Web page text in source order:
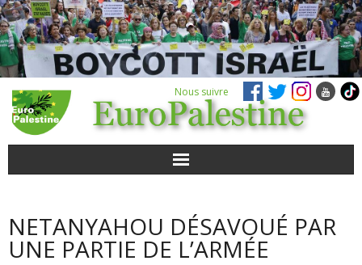
Nous suivre
POUR AGIR
NETANYAHOU DÉSAVOUÉ PAR
UNE PARTIE DE L’ARMÉE